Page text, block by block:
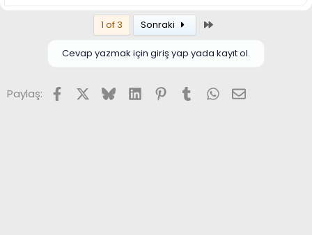
1 of 3 Sonraki
Cevap yazmak için giriş yap yada kayıt ol.
Paylaş: FacebookX (Twitter)
BlueskyLinkedInPinterest
TumblrWhatsApp
E-posta